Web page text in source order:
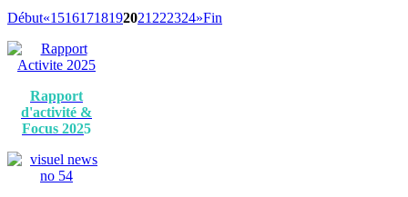
Début«15161718192021 222324»Fin
Rapport
d'activité &
Focus 2025